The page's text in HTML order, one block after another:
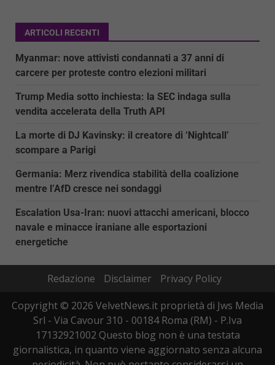
ARTICOLI RECENTI
Myanmar: nove attivisti condannati a 37 anni di
carcere per proteste contro elezioni militari
Trump Media sotto inchiesta: la SEC indaga sulla
vendita accelerata della Truth API
La morte di DJ Kavinsky: il creatore di ‘Nightcall’
scompare a Parigi
Germania: Merz rivendica stabilità della coalizione
mentre l’AfD cresce nei sondaggi
Escalation Usa-Iran: nuovi attacchi americani, blocco
navale e minacce iraniane alle esportazioni
energetiche
Redazione Disclaimer
Privacy Policy
Copyright © 2026 VelvetNews.it proprietà di Jws Media
Srl - Via Cavour 310 - 00184 Roma (RM) - P.Iva
17132921002 Questo blog non è una testata
giornalistica, in quanto viene aggiornato senza alcuna